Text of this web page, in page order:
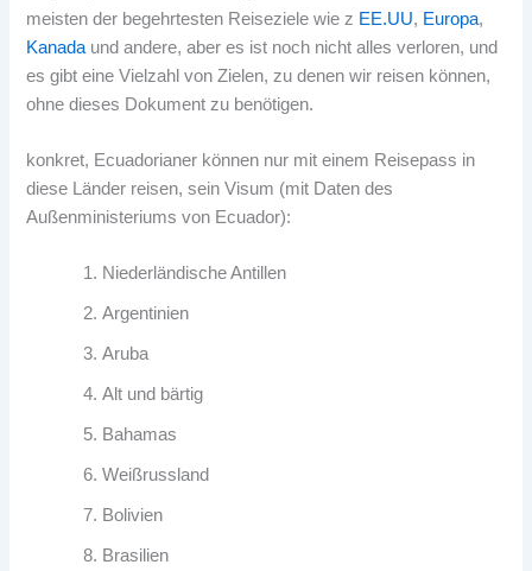
meisten der begehrtesten Reiseziele wie z EE.UU, Europa,
Kanada und andere, aber es ist noch nicht alles verloren, und
es gibt eine Vielzahl von Zielen, zu denen wir reisen können,
ohne dieses Dokument zu benötigen.
konkret, Ecuadorianer können nur mit einem Reisepass in
diese Länder reisen, sein Visum (mit Daten des
Außenministeriums von Ecuador):
Niederländische Antillen
Argentinien
Aruba
Alt und bärtig
Bahamas
Weißrussland
Bolivien
Brasilien